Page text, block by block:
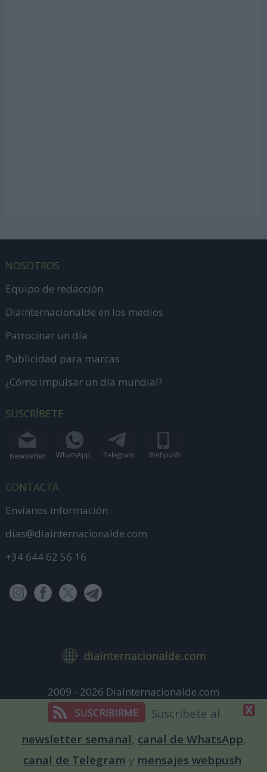
NOSOTROS
Equipo de redacción
DiaInternacionalde en los medios
Patrocinar un día
Publicidad para marcas
¿Cómo impulsar un día mundial?
SUSCRÍBETE
CONTACTA
Envíanos información
dias@diainternacionalde.com
+34 644 62 56 16
2009 - 2026 DiaInternacionalde.com
Aviso Legal
Política de cookies
Suscríbete al
newsletter semanal, canal de WhatsApp,
canal de Telegram y mensajes webpush.